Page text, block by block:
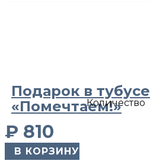
Подарок в тубусе
«Помечтаем!»
₽ 810
​ В КОРЗИНУ
Количество